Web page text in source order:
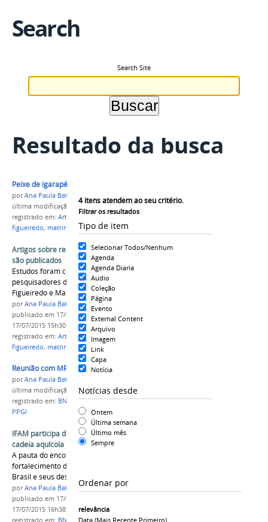
Search
Search Site
Resultado da busca
4itens atendem ao seu critério.
Filtrar os resultados
Tipo de item
Selecionar Todos/Nenhum
Agenda
Agenda Diaria
Audio
Coleção
Página
Evento
External Content
Arquivo
Imagem
Link
Capa
Notícia
Notícias desde
Ontem
Última semana
Último mês
Sempre
Ordenar por
relevância
Data (mais Recente Primeiro)
Peixe de igarapé
porAna Paula Batista
última modificação
em 17/07/2015 14h57
registrado em: Artigo , pesca ,aquicultura,
figueiredo, matrinxã NUPA
Artigos sobre recursos pesqueiros amazônicos
são publicados
Estudos foram coordenados por professores
pesquisadores do Campus Presidente
Figueiredo e Manaus Distrito Industrial
porAna Paula Batista
publicado em 17/07/2015 última modificação
17/07/2015 15h30
registrado em: Artigo ,pesca ,
figueiredo, matrinxã NUPA
Reunião com MPA no BNDES
porAna Paula Batista
última modificação
em 17/07/2015 16h38
registrado em: BNDES,MPA,NUPA,aquicultura,
PPGI
IFAM participa de reunião no BNDES sobre
cadeia aquícola
A pauta do encontro tratava sobre o
fortalecimento da cadeia produtiva aquícola no
Brasil e seus desafios futuros
porAna Paula Batista
publicado em 17/07/2015
17/07/2015 16h38
registrado em: BNDES ,MPA,NUPA,aquicultura,